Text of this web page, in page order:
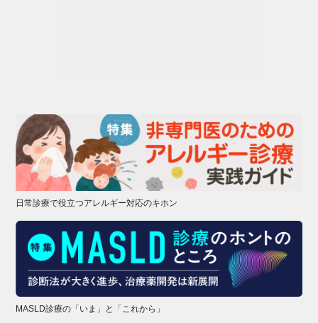
日常診療で役立つアレルギー対応のキホン
MASLD診療の「いま」と「これから」